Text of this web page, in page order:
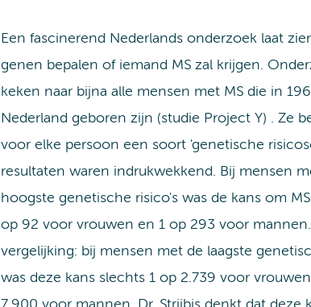
Een fascinerend Nederlands onderzoek laat
genen bepalen of iemand MS zal krijgen.
keken naar bijna alle mensen met MS die in
Nederland geboren zijn (studie Project Y) . Ze
voor elke persoon een soort 'genetische
resultaten waren indrukwekkend. Bij mensen
hoogste genetische risico's was de kans om
op 92 voor vrouwen en 1 op 293 voor
vergelijking: bij mensen met de laagste
was deze kans slechts 1 op 2.739 voor